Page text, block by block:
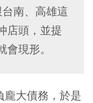
南、高雄這
店頭，並提
現形。
龐大債務，於是